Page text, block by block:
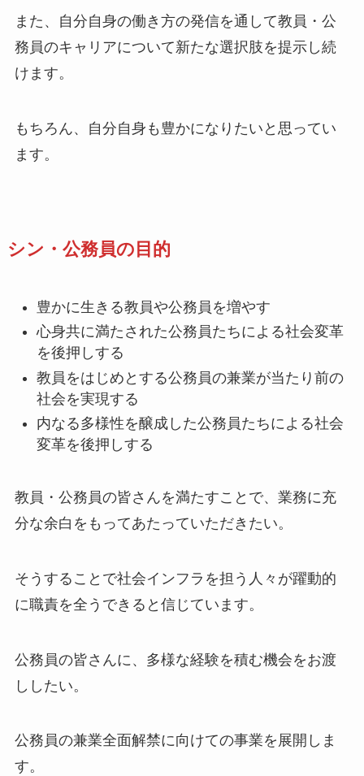
また、自分自身の働き方の発信を通して教員・公
務員のキャリアについて新たな選択肢を提示し続
けます。
もちろん、自分自身も豊かになりたいと思ってい
ます。
シン・公務員の目的
豊かに生きる教員や公務員を増やす
心身共に満たされた公務員たちによる社会変革
を後押しする
教員をはじめとする公務員の兼業が当たり前の
社会を実現する
内なる多様性を醸成した公務員たちによる社会
変革を後押しする
教員・公務員の皆さんを満たすことで、業務に充
分な余白をもってあたっていただきたい。
そうすることで社会インフラを担う人々が躍動的
に職責を全うできると信じています。
公務員の皆さんに、多様な経験を積む機会をお渡
ししたい。
公務員の兼業全面解禁に向けての事業を展開しま
す。